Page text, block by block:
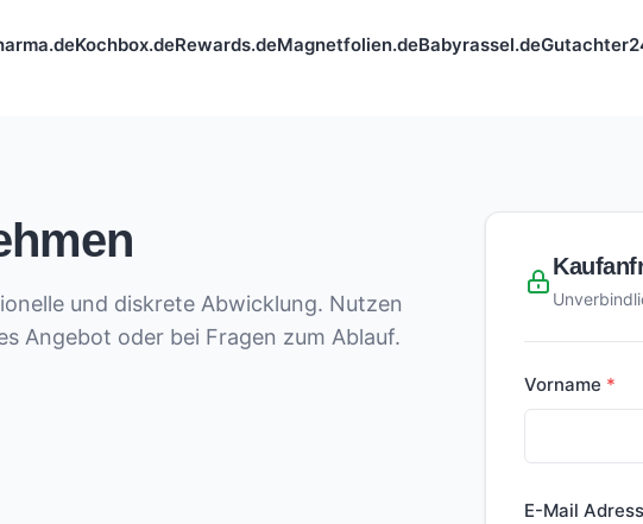
Kochbox.deRewards.deMagnetfolien.deBabyrassel.de
und diskrete Abwicklung. Nutzen
Angebot oder bei Fragen zum Ablauf.
Vorname
E-Mail